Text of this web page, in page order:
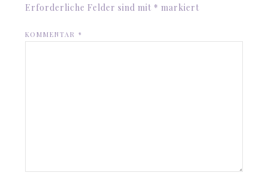
Erforderliche Felder sind mit * markiert
KOMMENTAR*